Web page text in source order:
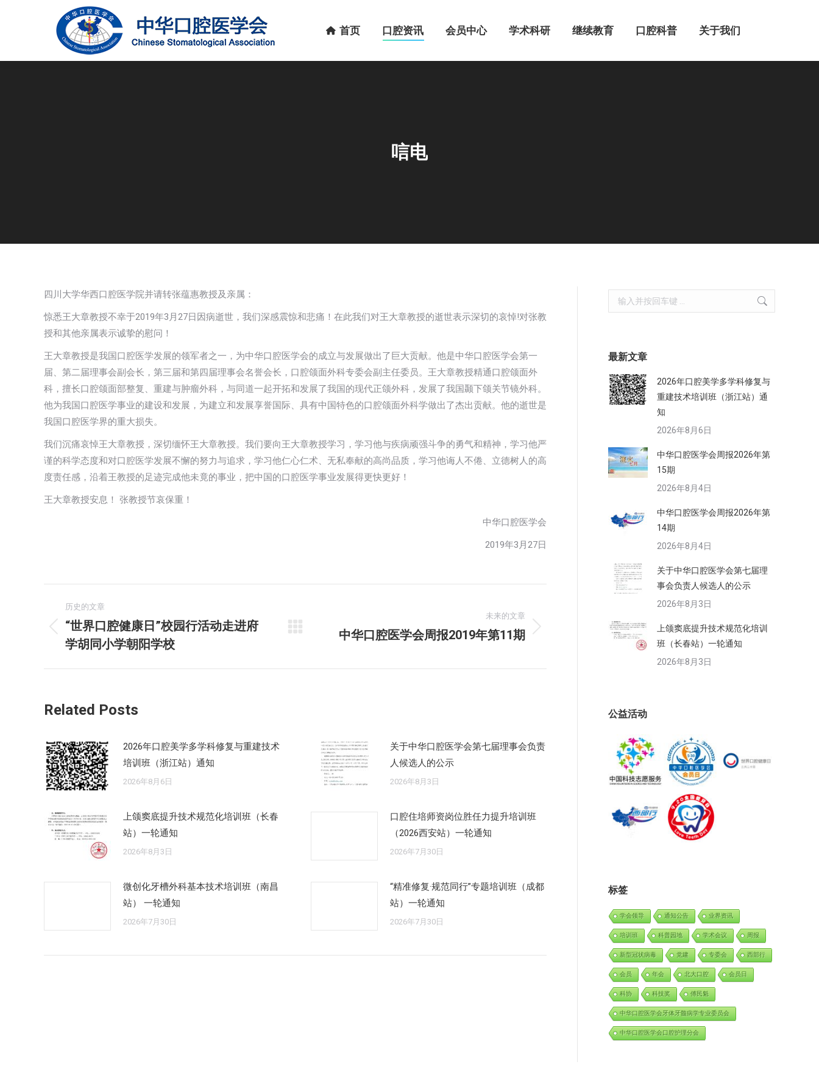
首页 口腔资讯 会员中心 学术科研 继续教育 口腔科普 关于我们
唁电
四川大学华西口腔医学院并请转张蕴惠教授及亲属：
惊悉王大章教授不幸于2019年3月27日因病逝世，我们深感震惊和悲痛！在此我们对王大章教授的逝世表示深切的哀悼!对张教
授和其他亲属表示诚挚的慰问！
王大章教授是我国口腔医学发展的领军者之一，为中华口腔医学会的成立与发展做出了巨大贡献。他是中华口腔医学会第一
届、第二届理事会副会长，第三届和第四届理事会名誉会长，口腔颌面外科专委会副主任委员。王大章教授精通口腔颌面外
科，擅长口腔颌面部整复、重建与肿瘤外科，与同道一起开拓和发展了我国的现代正颌外科，发展了我国颞下颌关节镜外科。
他为我国口腔医学事业的建设和发展，为建立和发展享誉国际、具有中国特色的口腔颌面外科学做出了杰出贡献。他的逝世是
我国口腔医学界的重大损失。
我们沉痛哀悼王大章教授，深切缅怀王大章教授。我们要向王大章教授学习，学习他与疾病顽强斗争的勇气和精神，学习他严
谨的科学态度和对口腔医学发展不懈的努力与追求，学习他仁心仁术、无私奉献的高尚品质，学习他诲人不倦、立德树人的高
度责任感，沿着王教授的足迹完成他未竟的事业，把中国的口腔医学事业发展得更快更好！
王大章教授安息！ 张教授节哀保重！
中华口腔医学会
2019年3月27日
章
航
历史的文章
历
史
的
“世界口腔健康日”校园行活动走进府
学胡同小学朝阳学校
未来的文章
的
中华口腔医学会周报2019年第11期
Related Posts
2026年口腔美学多学科修复与重建技术
培训班（浙江站）通知
2026年8月6日
关于中华口腔医学会第七届理事会负责
人候选人的公示
2026年8月3日
上颌窦底提升技术规范化培训班（长春
站）一轮通知
2026年8月3日
口腔住培师资岗位胜任力提升培训班
（2026西安站）一轮通知
2026年7月30日
微创化牙槽外科基本技术培训班（南昌
站） 一轮通知
2026年7月30日
“精准修复·规范同行”专题培训班（成都
站）一轮通知
2026年7月30日
Search:
最新文章
2026年口腔美学多学科修复与
重建技术培训班（浙江站）通
知
2026年8月6日
中华口腔医学会周报2026年第
15期
2026年8月4日
中华口腔医学会周报2026年第
14期
2026年8月4日
关于中华口腔医学会第七届理
事会负责人候选人的公示
2026年8月3日
上颌窦底提升技术规范化培训
班（长春站）一轮通知
2026年8月3日
公益活动
标签
学会领导 通知公告 业界资讯
培训班 科普园地 学术会议 周报
新型冠状病毒 党建 专委会 西部行
会员 年会 北大口腔 会员日
科协 科技奖 傅民魁
中华口腔医学会牙体牙髓病学专业委员会
中华口腔医学会口腔护理分会